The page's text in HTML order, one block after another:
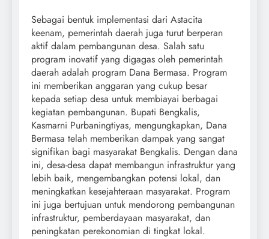
Sebagai bentuk implementasi dari Astacita
keenam, pemerintah daerah juga turut berperan
aktif dalam pembangunan desa. Salah satu
program inovatif yang digagas oleh pemerintah
daerah adalah program Dana Bermasa. Program
ini memberikan anggaran yang cukup besar
kepada setiap desa untuk membiayai berbagai
kegiatan pembangunan. Bupati Bengkalis,
Kasmarni Purbaningtiyas, mengungkapkan, Dana
Bermasa telah memberikan dampak yang sangat
signifikan bagi masyarakat Bengkalis. Dengan dana
ini, desa-desa dapat membangun infrastruktur yang
lebih baik, mengembangkan potensi lokal, dan
meningkatkan kesejahteraan masyarakat. Program
ini juga bertujuan untuk mendorong pembangunan
infrastruktur, pemberdayaan masyarakat, dan
peningkatan perekonomian di tingkat lokal.